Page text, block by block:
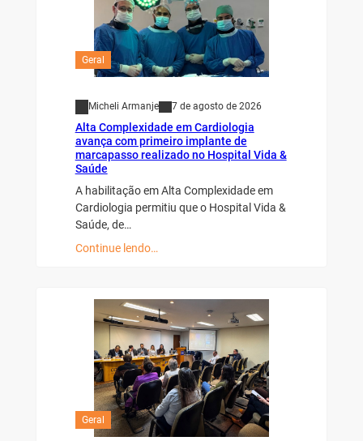
Geral
Micheli Armanje 7 de agosto de 2026
Alta Complexidade em Cardiologia
avança com primeiro implante de
marcapasso realizado no Hospital Vida &
Saúde
A habilitação em Alta Complexidade em
Cardiologia permitiu que o Hospital Vida &
Saúde, de…
Continue lendo…
Geral